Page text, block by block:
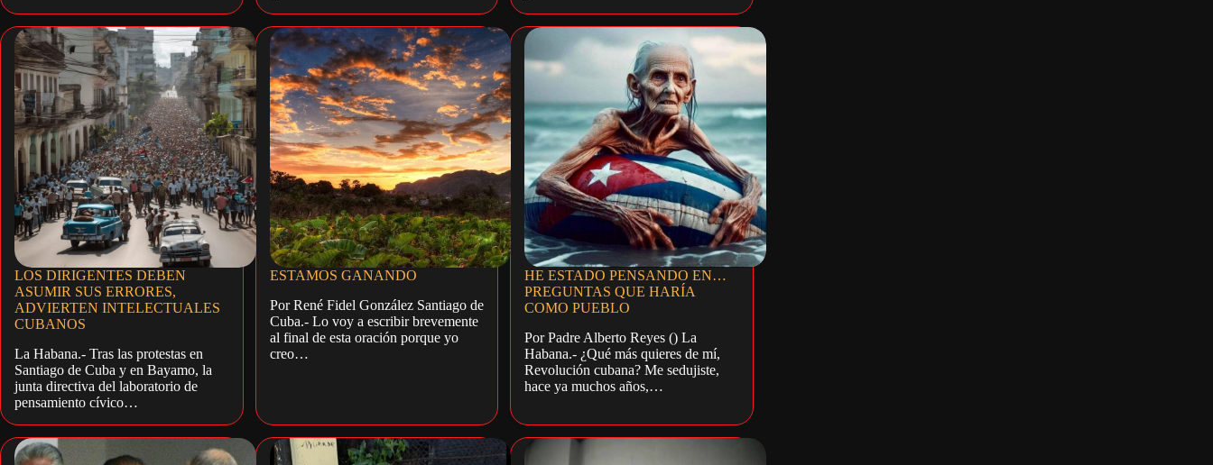
LOS DIRIGENTES DEBEN
ASUMIR SUS ERRORES,
ADVIERTEN INTELECTUALES
CUBANOS
La Habana.- Tras las protestas en
Santiago de Cuba y en Bayamo, la
junta directiva del laboratorio de
pensamiento cívico…
ESTAMOS GANANDO
Por René Fidel González Santiago de
Cuba.- Lo voy a escribir brevemente
al final de esta oración porque yo
creo…
HE ESTADO PENSANDO EN…
PREGUNTAS QUE HARÍA
COMO PUEBLO
Por Padre Alberto Reyes () La
Habana.- ¿Qué más quieres de mí,
Revolución cubana? Me sedujiste,
hace ya muchos años,…